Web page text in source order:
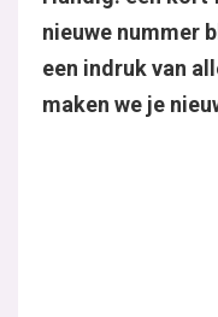
nieuwe nummer
een indruk van
maken we je